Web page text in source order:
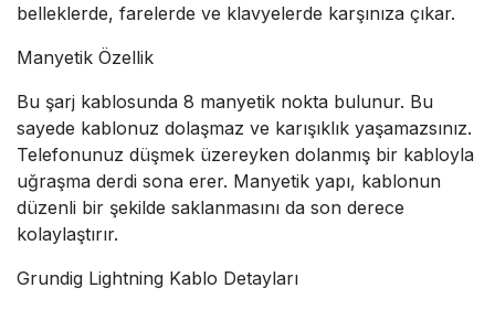
belleklerde, farelerde ve klavyelerde karşınıza çıkar.
Manyetik Özellik
Bu şarj kablosunda 8 manyetik nokta bulunur. Bu
sayede kablonuz dolaşmaz ve karışıklık yaşamazsınız.
Telefonunuz düşmek üzereyken dolanmış bir kabloyla
uğraşma derdi sona erer. Manyetik yapı, kablonun
düzenli bir şekilde saklanmasını da son derece
kolaylaştırır.
Grundig Lightning Kablo Detayları